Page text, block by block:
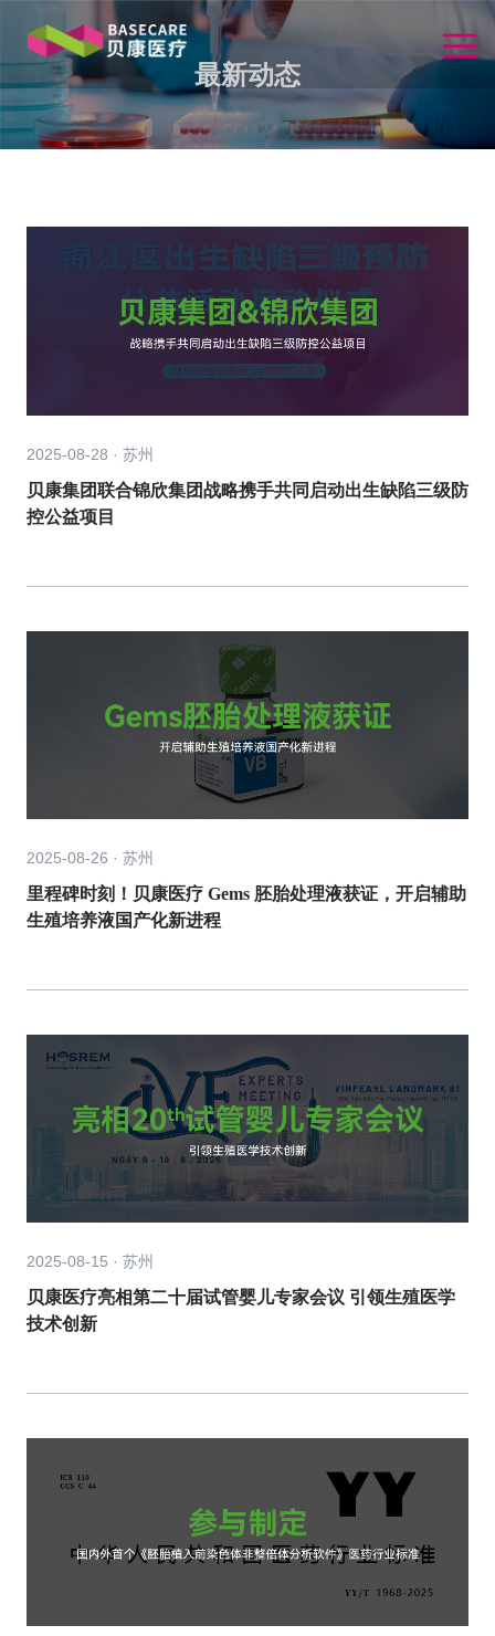
最新动态
2025-08-28 · 苏州
贝康集团联合锦欣集团战略携手共同启动出生缺陷三级防
控公益项目
2025-08-26 · 苏州
里程碑时刻！贝康医疗 Gems 胚胎处理液获证，开启辅助
生殖培养液国产化新进程
2025-08-15 · 苏州
贝康医疗亮相第二十届试管婴儿专家会议 引领生殖医学
技术创新